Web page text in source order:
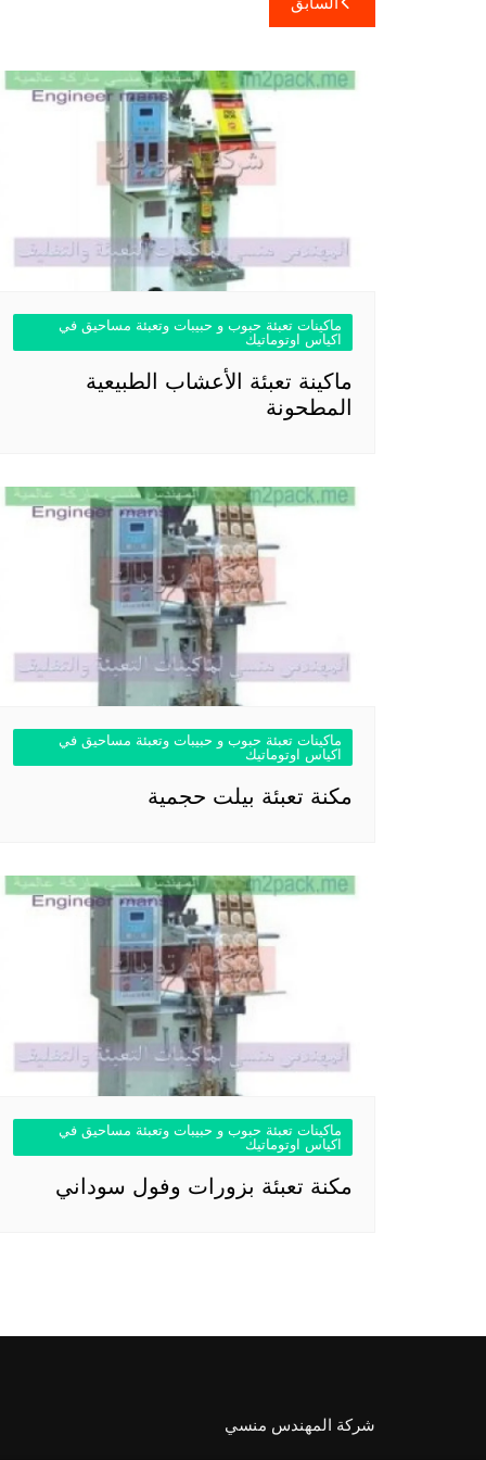
المقالات
ماكينات تعبئة حبوب و حبيبات وتعبئة مساحيق في
اكياس اوتوماتيك
ماكينة تعبئة الأعشاب الطبيعية
المطحونة
ماكينات تعبئة حبوب و حبيبات وتعبئة مساحيق في
اكياس اوتوماتيك
مكنة تعبئة بيلت حجمية
ماكينات تعبئة حبوب و حبيبات وتعبئة مساحيق في
اكياس اوتوماتيك
مكنة تعبئة بزورات وفول سوداني
شركة المهندس منسي